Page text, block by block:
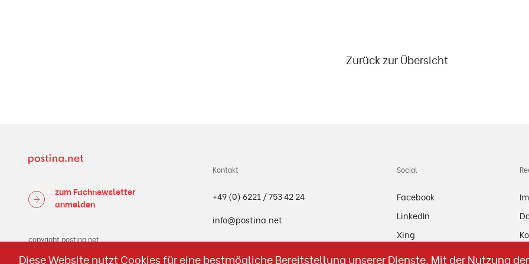
Diese Website nutzt Cookies für eine bestmögliche Bereitstellung unserer Dienste. Mit der Nutzung
Zurück zur Übersicht
zum Fachnewsletter
anmelden
copyright postina.net
Kontakt
+49 (0) 6221 / 753 42 24
info@postina.net
Social
Facebook
LinkedIn
Xing